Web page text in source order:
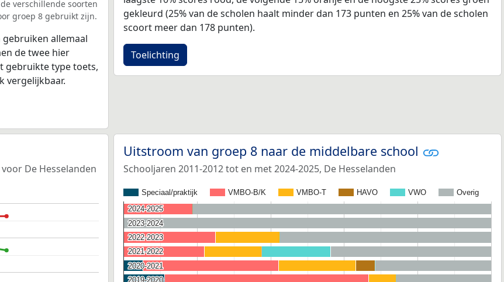
verschillende soorten
groep 8 gebruikt zijn.
allemaal
de twee hier
gebruikte type toets,
vergelijkbaar.
gekleurd (25% van de scholen haalt minder dan 173 punten en 25% van de scholen
scoort meer dan 178 punten).
Toelichting
De Hesselanden
Uitstroom van groep 8 naar de middelbare school
Schooljaren 2011-2012 tot en met 2024-2025, De Hesselanden
Speciaal/praktijk VMBO-B/K VMBO-T HAVO VWO Overig
2024-2025
2024-2025
2023-2024
2023-2024
2022-2023
2022-2023
2021-2022
2021-2022
2020-2021
2020-2021
2019-2020
2019-2020